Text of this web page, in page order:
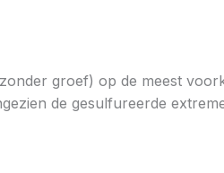
groef) op de meest
de gesulfureerde